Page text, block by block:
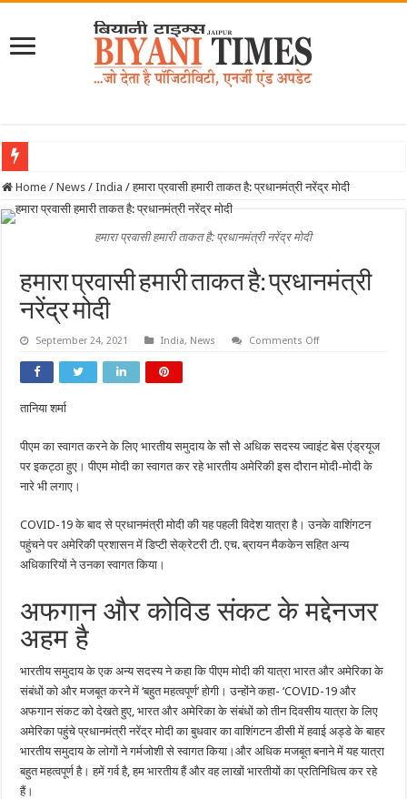
Home / News / India / हमारा प्रवासी हमारी ताकत है: प्रधानमंत्री नरेंद्र मोदी
हमारा प्रवासी हमारी ताकत है: प्रधानमंत्री नरेंद्र मोदी
हमारा प्रवासी हमारी ताकत है: प्रधानमंत्री
नरेंद्र मोदी
September 24, 2021 India, News Comments Offon
तानिया शर्मा
पीएम का स्वागत करने के लिए भारतीय समुदाय के सौ से अधिक सदस्य ज्वाइंट बेस एंड्रयूज
पर इकट्ठा हुए। पीएम मोदी का स्वागत कर रहे भारतीय अमेरिकी इस दौरान मोदी-मोदी के
नारे भी लगाए।
COVID-19 के बाद से प्रधानमंत्री मोदी की यह पहली विदेश यात्रा है। उनके वाशिंगटन
पहुंचने पर अमेरिकी प्रशासन में डिप्टी सेक्रेटरी टी. एच. ब्रायन मैककेन सहित अन्य
अधिकारियों ने उनका स्वागत किया।
अफगान और कोविड संकट के मद्देनजर
अहम है
भारतीय समुदाय के एक अन्य सदस्य ने कहा कि पीएम मोदी की यात्रा भारत और अमेरिका के
संबंधों को और मजबूत करने में ‘बहुत महत्वपूर्ण’ होगी। उन्होंने कहा- ‘COVID-19 और
अफगान संकट को देखते हुए, भारत और अमेरिका के संबंधों को तीन दिवसीय यात्रा के लिए
अमेरिका पहुंचे प्रधानमंत्री नरेंद्र मोदी का बुधवार का वाशिंगटन डीसी में हवाई अड्डे के बाहर
भारतीय समुदाय के लोगों ने गर्मजोशी से स्वागत किया।और अधिक मजबूत बनाने में यह यात्रा
बहुत महत्वपूर्ण है। हमें गर्व है, हम भारतीय हैं और वह लाखों भारतीयों का प्रतिनिधित्व कर रहे
हैं।